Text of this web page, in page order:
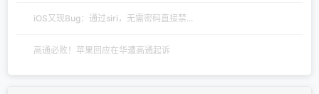
iOS又现Bug：通过siri，无需密码直接禁...
高通必败！苹果回应在华遭高通起诉